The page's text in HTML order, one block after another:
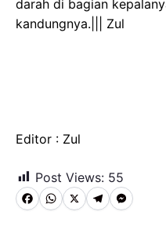
darah di bagian
kandungnya.||| Zul
Editor : Zul
Post Views: 55
F WX T M